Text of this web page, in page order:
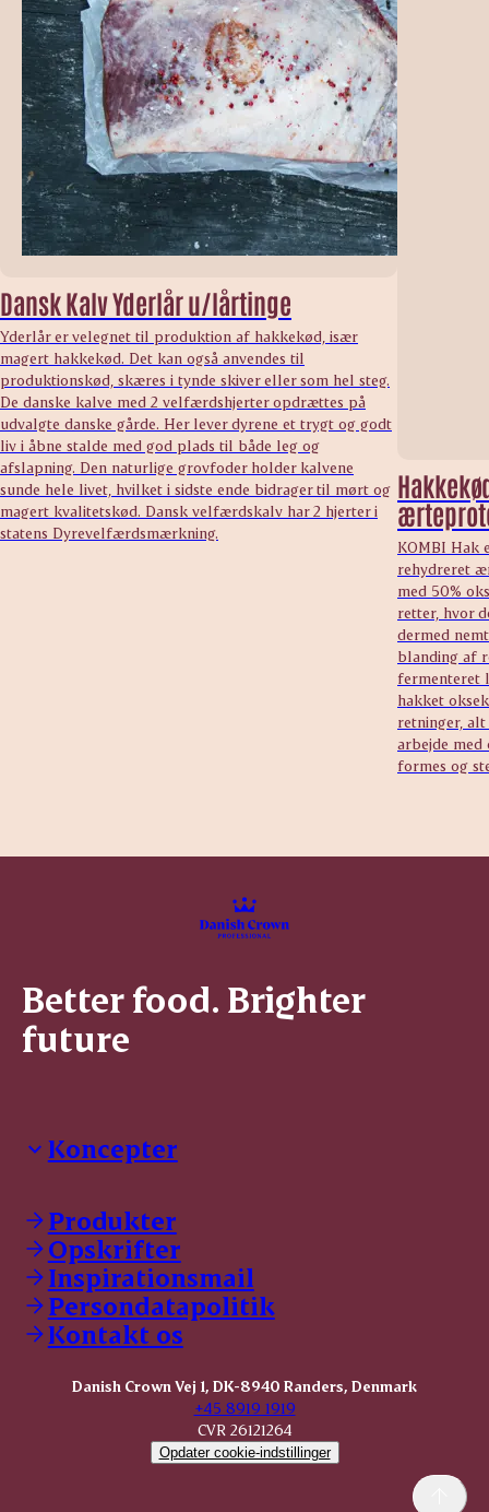
Dansk Kalv Yderlår u/lårtinge
Yderlår er velegnet til produktion af hakkekød, især
magert hakkekød. Det kan også anvendes til
produktionskød, skæres i tynde skiver eller som hel steg.
De danske kalve med 2 velfærdshjerter opdrættes på
udvalgte danske gårde. Her lever dyrene et trygt og godt
liv i åbne stalde med god plads til både leg og
afslapning. Den naturlige grovfoder holder kalvene
sunde hele livet, hvilket i sidste ende bidrager til mørt og
magert kvalitetskød. Dansk velfærdskalv har 2 hjerter i
statens Dyrevelfærdsmærkning.
KOMBI Hak
rehydreret
med 50%
retter, hvor
dermed
blanding af
fermenteret
hakket
retninger, alt
arbejde med
formes og
Better food. Brighter
future
Koncepter
Dyrbar
GØL
Tulip
Friland
Dansk Kødkvæg
STOLT
Dansk Kalv
KOMBI Hak
Produkter
Opskrifter
Inspirationsmail
Persondatapolitik
Kontakt os
Danish Crown Vej 1, DK-8940 Randers, Denmark
+45 8919 1919
CVR 26121264
Opdater cookie-indstillinger